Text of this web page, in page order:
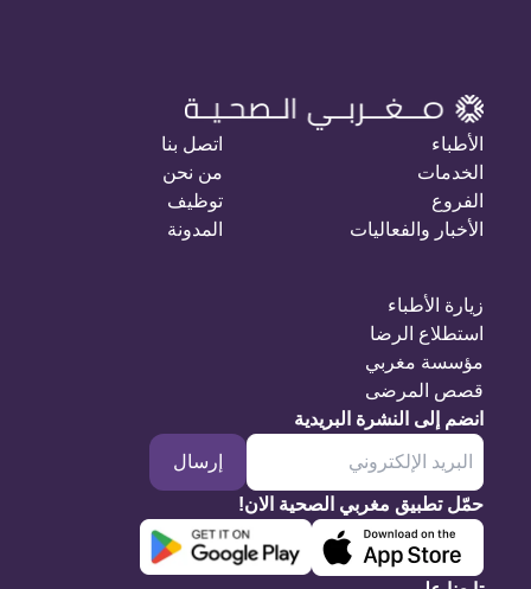
الأطباء
الخدمات
الفروع
الأخبار والفعاليات
اتصل بنا
من نحن
توظيف
المدونة
زيارة الأطباء
استطلاع الرضا
مؤسسة مغربي
قصص المرضى
انضم إلى النشرة البريدية
إرسال
حمّل تطبيق مغربي الصحية الان!